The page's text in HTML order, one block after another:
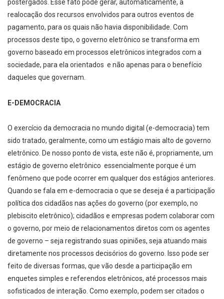
postergados. Esse fato pode gerar, automaticamente, a
realocação dos recursos envolvidos para outros eventos de
pagamento, para os quais não havia disponibilidade. Com
processos deste tipo, o governo eletrônico se transforma em
governo baseado em processos eletrônicos integrados com a
sociedade, para ela orientados ­ e não apenas para o benefício
daqueles que governam.
E-­DEMOCRACIA
O exercício da democracia no mundo digital (e­-democracia) tem
sido tratado, geralmente, como um estágio mais alto de governo
eletrônico. De nosso ponto de vista, este não é, propriamente, um
estágio de governo eletrônico ­ essencialmente porque é um
fenômeno que pode ocorrer em qualquer dos estágios anteriores.
Quando se fala em e­-democracia o que se deseja é a participação
política dos cidadãos nas ações do governo (por exemplo, no
plebiscito eletrônico); cidadãos e empresas podem colaborar com
o governo, por meio de relacionamentos diretos com os agentes
de governo – seja registrando suas opiniões, seja atuando mais
diretamente nos processos decisórios do governo. Isso pode ser
feito de diversas formas, que vão desde a participação em
enquetes simples e referendos eletrônicos, até processos mais
sofisticados de interação. Como exemplo, podem ser citados o